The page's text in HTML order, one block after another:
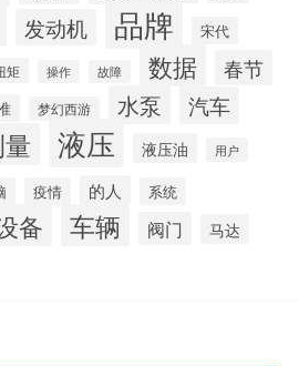
发动机 品牌 宋代
矩 操作 故障 数据 春节
梦幻西游 水泵 汽车
液压 液压油 用户
疫情 的人 系统
备 车辆 阀门 马达